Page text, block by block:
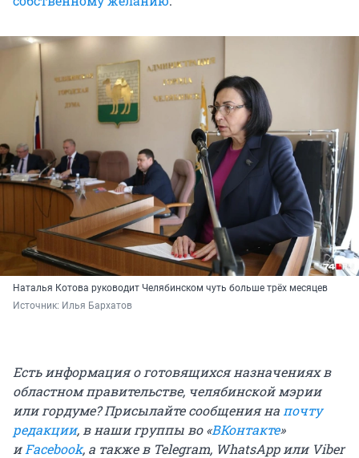
Наталья Котова руководит Челябинском чуть больше трёх месяцев
Источник: Илья Бархатов
Есть информация о готовящихся назначениях в
областном правительстве, челябинской мэрии
или гордуме? Присылайте сообщения на почту
редакции, в наши группы во «ВКонтакте»
и Facebook, а также в Telegram, WhatsApp или Viber